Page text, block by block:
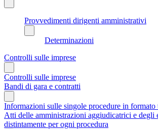
Provvedimenti dirigenti amministrativi
Determinazioni
Controlli sulle imprese
Controlli sulle imprese
Bandi di gara e contratti
Informazioni sulle singole procedure in formato
Atti delle amministrazioni aggiudicatrici e degli
distintamente per ogni procedura